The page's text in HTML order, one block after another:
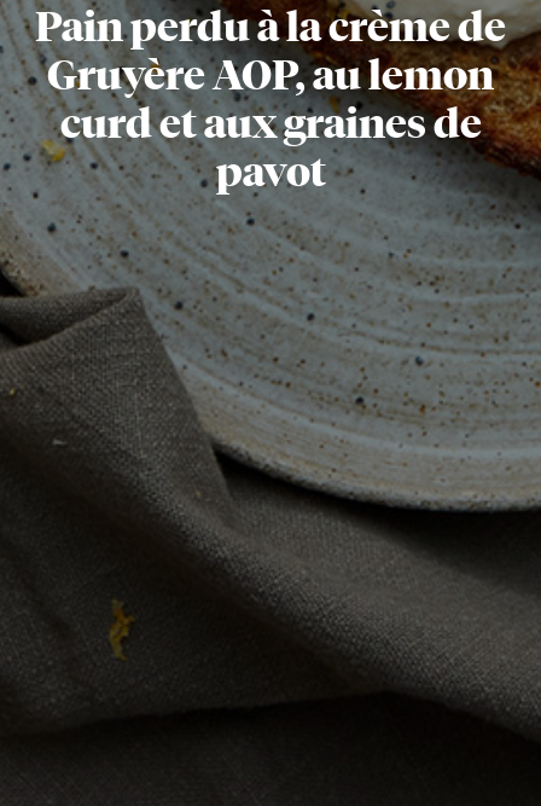
Pain perdu à la crème de
Gruyère AOP, au lemon
curd et aux graines de
pavot